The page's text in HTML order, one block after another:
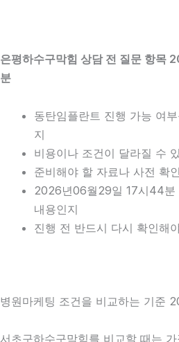
은평하수구막힘 상담 전 질문 항목
분
동탄임플란트 진행 가능 여
지
비용이나 조건이 달라질 수
준비해야 할 자료나 사전 확
2026년06월29일 17시44분
내용인지
진행 전 반드시 다시 확인해
병원마케팅 조건을 비교하는 기준
서초구하수구막힘를 비교할 때는